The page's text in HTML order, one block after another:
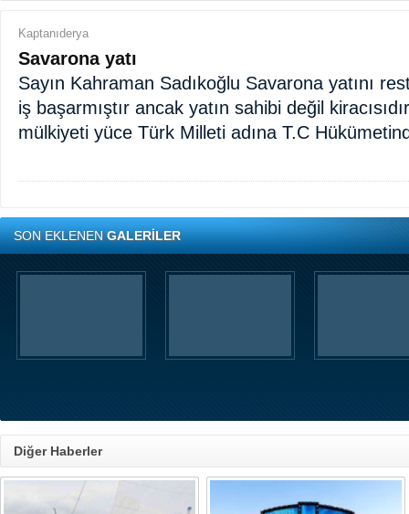
Kaptanıderya
Savarona yatı
Sayın Kahraman Sadıkoğlu Savarona yatını
iş başarmıştır ancak yatın sahibi değil
mülkiyeti yüce Türk Milleti adına T.C
SON EKLENENGALERİLER
Diğer Haberler